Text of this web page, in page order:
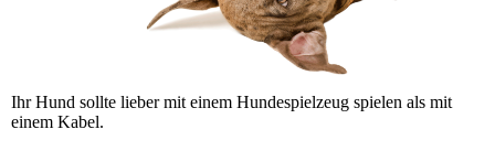
Ihr Hund sollte lieber mit einem Hundespielzeug spielen als mit
einem Kabel.